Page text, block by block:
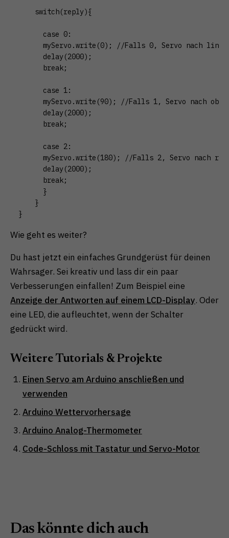
    switch(reply){
      case 0:
myServo.write(0); //Falls 0, Servo nach
      delay(2000);
      break;
      case 1:
myServo.write(90); //Falls 1, Servo nach
      delay(2000);
      break;
      case 2:
myServo.write(180); //Falls 2, Servo nach
      delay(2000);
      break;
      }
    }
}
Wie geht es weiter?
Du hast jetzt ein einfaches Grundgerüst für deinen
Wahrsager. Sei kreativ und lass dir ein paar
Verbesserungen einfallen! Zum Beispiel eine
Anzeige der Antworten auf einem LCD-Display. Oder
eine LED, die aufleuchtet, wenn der Schalter
gedrückt wird.
Weitere Tutorials & Projekte
Einen Servo am Arduino anschließen und
verwenden
Arduino Wettervorhersage
Arduino Analog-Thermometer
Code-Schloss mit Tastatur und Servo-Motor
Das könnte dich auch